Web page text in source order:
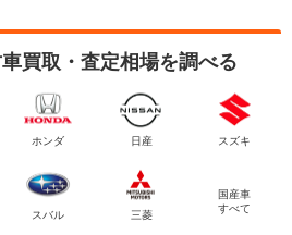
買取・査定相場を調べる
ホンダ 日産 スズキ
スバル 三菱
国産車
すべて